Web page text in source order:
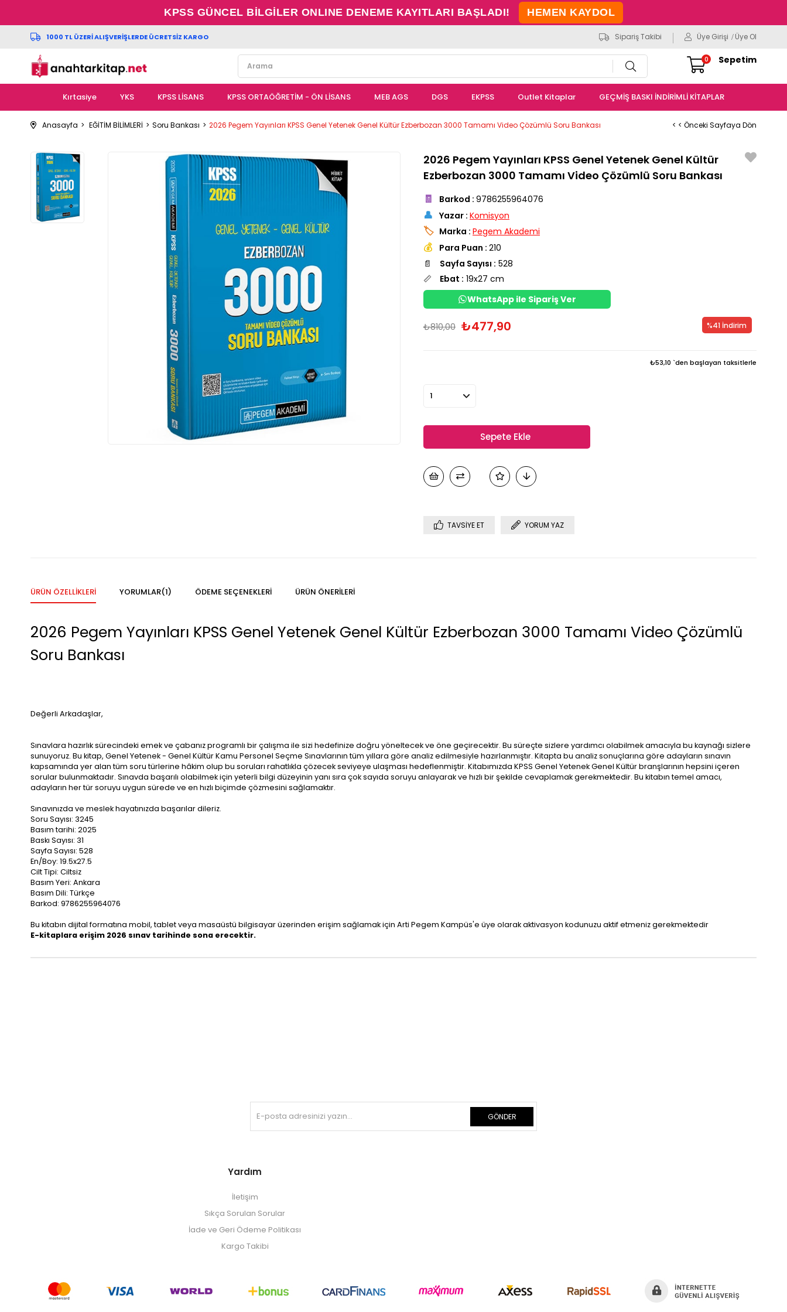
KPSS GÜNCEL BİLGİLER ONLINE DENEME KAYITLARI BAŞLADI! HEMEN KAYDOL
1000 TL ÜZERİ ALIŞVERİŞLERDE ÜCRETSİZ KARGO Sipariş Takibi Üye Girişi Üye Ol
Sepetim
0
Kırtasiye YKS KPSS LİSANS KPSS ORTAÖĞRETİM - ÖN LİSANS MEB AGS DGS EKPSS Outlet Kitaplar GEÇMİŞ BASKI İNDİRİMLİ KİTAPLAR
Anasayfa EĞİTİM BİLİMLERİ Soru Bankası 2026 Pegem Yayınları KPSS Genel Yetenek Genel Kültür Ezberbozan 3000 Tamamı Video Çözümlü Soru Bankası < < Önceki Sayfaya Dön
2026 Pegem Yayınları KPSS Genel Yetenek Genel Kültür
Ezberbozan 3000 Tamamı Video Çözümlü Soru Bankası
🧾 Barkod : 9786255964076
👤 Yazar : Komisyon
🏷️ Marka : Pegem Akademi
💰 Para Puan : 210
📄
Sayfa Sayısı : 528
📏
Ebat : 19x27 cm
WhatsApp ile Sipariş Ver
₺810,00 ₺477,90 %41 İndirim
₺53,10 `den başlayan taksitlerle
TAVSIYE ET YORUM YAZ
ÜRÜN ÖZELLIKLERI YORUMLAR(1) ÖDEME SEÇENEKLERI ÜRÜN ÖNERILERI
2026 Pegem Yayınları KPSS Genel Yetenek Genel Kültür Ezberbozan 3000 Tamamı Video Çözümlü
Soru Bankası
Değerli Arkadaşlar,
Sınavlara hazırlık sürecindeki emek ve çabanız programlı bir çalışma ile sizi hedefinize doğru yöneltecek ve öne geçirecektir. Bu süreçte sizlere yardımcı olabilmek amacıyla bu kaynağı sizlere
sunuyoruz. Bu kitap, Genel Yetenek - Genel Kültür Kamu Personel Seçme Sınavlarının tüm yıllara göre analiz edilmesiyle hazırlanmıştır. Kitapta bu analiz sonuçlarına göre adayların sınavın
kapsamında yer alan tüm soru türlerine hâkim olup bu soruları rahatlıkla çözecek seviyeye ulaşması hedeflenmiştir. Kitabımızda KPSS Genel Yetenek Genel Kültür branşlarının hepsini içeren
sorular bulunmaktadır. Sınavda başarılı olabilmek için yeterli bilgi düzeyinin yanı sıra çok sayıda soruyu anlayarak ve hızlı bir şekilde cevaplamak gerekmektedir. Bu kitabın temel amacı,
adayların her tür soruyu uygun sürede ve en hızlı biçimde çözmesini sağlamaktır.
Sınavınızda ve meslek hayatınızda başarılar dileriz.
Soru Sayısı: 3245
Basım tarihi: 2025
Baskı Sayısı: 31
Sayfa Sayısı: 528
En/Boy: 19.5x27.5
Cilt Tipi: Ciltsiz
Basım Yeri: Ankara
Basım Dili: Türkçe
Barkod: 9786255964076
Bu kitabın dijital formatına mobil, tablet veya masaüstü bilgisayar üzerinden erişim sağlamak için Arti Pegem Kampüs'e üye olarak aktivasyon kodunuzu aktif etmeniz gerekmektedir
E-kitaplara erişim 2026 sınav tarihinde sona erecektir.
GÖNDER
Yardım
İletişim
Sıkça Sorulan Sorular
İade ve Geri Ödeme Politikası
Kargo Takibi